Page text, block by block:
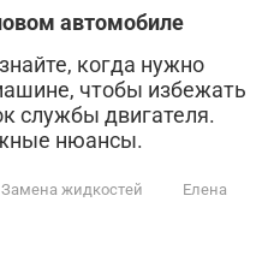
автомобиле
когда нужно
чтобы избежать
службы двигателя.
нюансы.
Замена жидкостей
Елена